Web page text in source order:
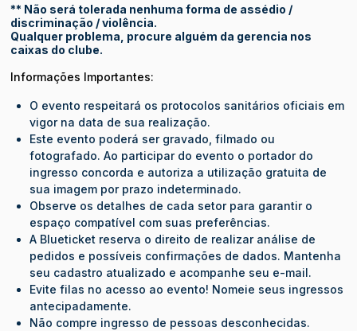
** Não será tolerada nenhuma forma de assédio /
discriminação / violência.
Qualquer problema, procure alguém da gerencia nos
caixas do clube.
Informações Importantes:
O evento respeitará os protocolos sanitários oficiais em
vigor na data de sua realização.
Este evento poderá ser gravado, filmado ou
fotografado. Ao participar do evento o portador do
ingresso concorda e autoriza a utilização gratuita de
sua imagem por prazo indeterminado.
Observe os detalhes de cada setor para garantir o
espaço compatível com suas preferências.
A Blueticket reserva o direito de realizar análise de
pedidos e possíveis confirmações de dados. Mantenha
seu cadastro atualizado e acompanhe seu e-mail.
Evite filas no acesso ao evento! Nomeie seus ingressos
antecipadamente.
Não compre ingresso de pessoas desconhecidas.